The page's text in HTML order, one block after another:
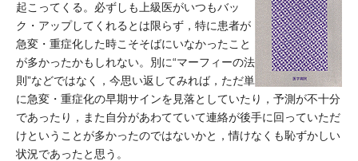
起こってくる。必ずしも上級医がいつもバッ
ク・アップしてくれるとは限らず，特に患者が
急変・重症化した時こそそばにいなかったこと
が多かったかもしれない。別に“マーフィーの法
則”などではなく，今思い返してみれば，ただ単
に急変・重症化の早期サインを見落としていたり，予測が不十分
であったり，また自分があわてていて連絡が後手に回っていただ
けということが多かったのではないかと，情けなくも恥ずかしい
状況であったと思う。